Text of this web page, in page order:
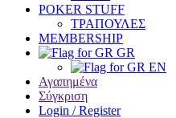
POKER STUFF
ΤΡΑΠΟΥΛΕΣ
MEMBERSHIP
GR
EN
Αγαπημένα
Σύγκριση
Login / Register